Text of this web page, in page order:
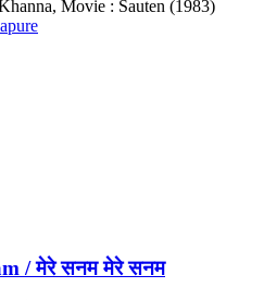
Movie : Sauten (1983)
/ मेरे सनम मेरे सनम